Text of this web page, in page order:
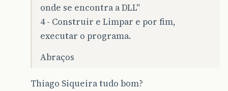
onde se encontra a DLL"
4 - Construir e Limpar e por fim,
executar o programa.
Abraços
Thiago Siqueira tudo bom?